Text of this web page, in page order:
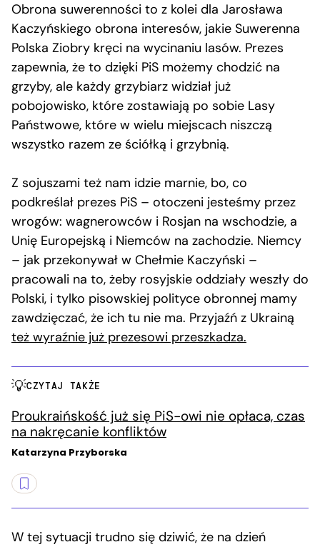
Obrona suwerenności to z kolei dla Jarosława
Kaczyńskiego obrona interesów, jakie Suwerenna
Polska Ziobry kręci na wycinaniu lasów. Prezes
zapewnia, że to dzięki PiS możemy chodzić na
grzyby, ale każdy grzybiarz widział już
pobojowisko, które zostawiają po sobie Lasy
Państwowe, które w wielu miejscach niszczą
wszystko razem ze ściółką i grzybnią.
Z sojuszami też nam idzie marnie, bo, co
podkreślał prezes PiS – otoczeni jesteśmy przez
wrogów: wagnerowców i Rosjan na wschodzie, a
Unię Europejską i Niemców na zachodzie. Niemcy
– jak przekonywał w Chełmie Kaczyński –
pracowali na to, żeby rosyjskie oddziały weszły do
Polski, i tylko pisowskiej polityce obronnej mamy
zawdzięczać, że ich tu nie ma. Przyjaźń z Ukrainą
też wyraźnie już prezesowi przeszkadza.
CZYTAJ TAKŻE
Proukraińskość już się PiS-owi nie opłaca, czas
na nakręcanie konfliktów
Katarzyna Przyborska
W tej sytuacji trudno się dziwić, że na dzień